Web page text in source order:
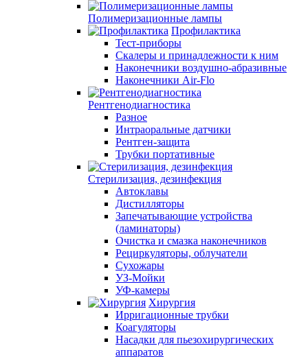
Полимеризационные лампы
Профилактика
Тест-приборы
Скалеры и принадлежности к ним
Наконечники воздушно-абразивные
Наконечники Air-Flo
Рентгенодиагностика
Разное
Интраоральные датчики
Рентген-защита
Трубки портативные
Стерилизация, дезинфекция
Автоклавы
Дистилляторы
Запечатывающие устройства
(ламинаторы)
Очистка и смазка наконечников
Рециркуляторы, облучатели
Сухожары
УЗ-Мойки
УФ-камеры
Хирургия
Ирригационные трубки
Коагуляторы
Насадки для пьезохирургических
аппаратов